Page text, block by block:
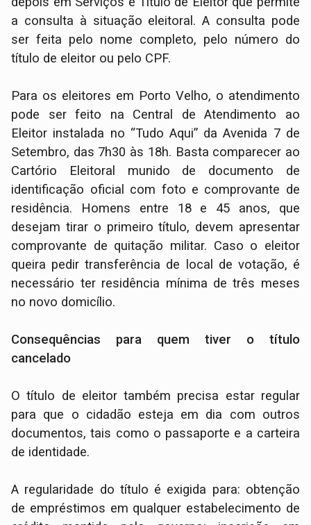
a consulta à situação eleitoral. A consulta pode
ser feita pelo nome completo, pelo número do
título de eleitor ou pelo CPF.
Para os eleitores em Porto Velho, o atendimento
pode ser feito na Central de Atendimento ao
Eleitor instalada no “Tudo Aqui” da Avenida 7 de
Setembro, das 7h30 às 18h. Basta comparecer ao
Cartório Eleitoral munido de documento de
identificação oficial com foto e comprovante de
residência. Homens entre 18 e 45 anos, que
desejam tirar o primeiro título, devem apresentar
comprovante de quitação militar. Caso o eleitor
queira pedir transferência de local de votação, é
necessário ter residência mínima de três meses
no novo domicílio.
Consequências para quem tiver o título
cancelado
O título de eleitor também precisa estar regular
para que o cidadão esteja em dia com outros
documentos, tais como o passaporte e a carteira
de identidade.
A regularidade do título é exigida para: obtenção
de empréstimos em qualquer estabelecimento de